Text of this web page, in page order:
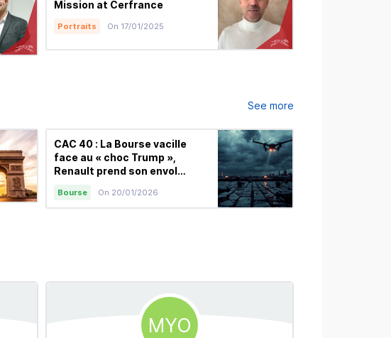
Mission at Cerfrance
Portraits On 17/01/2025
See more
CAC 40 : La Bourse vacille
face au « choc Trump »,
Renault prend son envol
Bourse On 20/01/2026
MYO